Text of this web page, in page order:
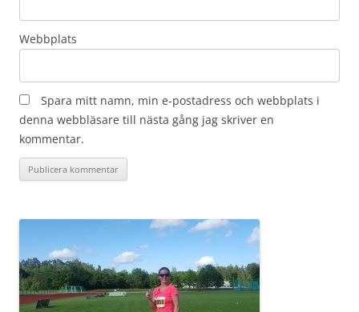
Webbplats
Spara mitt namn, min e-postadress och webbplats i
denna webbläsare till nästa gång jag skriver en
kommentar.